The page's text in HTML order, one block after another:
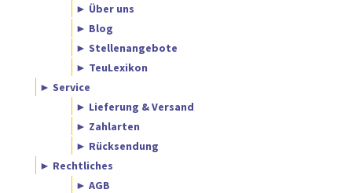
► Über uns
► Blog
► Stellenangebote
► TeuLexikon
► Service
► Lieferung & Versand
► Zahlarten
► Rücksendung
► Rechtliches
► AGB